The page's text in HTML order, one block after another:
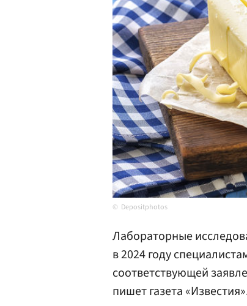
Depositphotos
Лабораторные
в 2024 году
соответствующей
пишет газета